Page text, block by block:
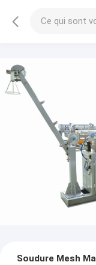
Soudure Mesh